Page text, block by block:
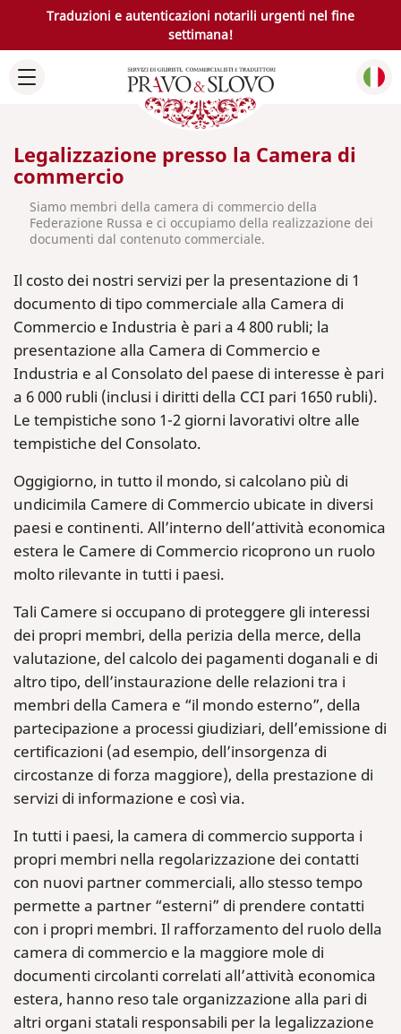
Traduzioni e autenticazioni notarili urgenti nel fine
settimana!
Legalizzazione presso la Camera di
commercio
Siamo membri della camera di commercio della
Federazione Russa e ci occupiamo della realizzazione dei
documenti dal contenuto commerciale.
Il costo dei nostri servizi per la presentazione di 1
documento di tipo commerciale alla Camera di
Commercio e Industria è pari a 4 800 rubli; la
presentazione alla Camera di Commercio e
Industria e al Consolato del paese di interesse è pari
a 6 000 rubli (inclusi i diritti della CCI pari 1650 rubli).
Le tempistiche sono 1-2 giorni lavorativi oltre alle
tempistiche del Consolato.
Oggigiorno, in tutto il mondo, si calcolano più di
undicimila Camere di Commercio ubicate in diversi
paesi e continenti. All’interno dell’attività economica
estera le Camere di Commercio ricoprono un ruolo
molto rilevante in tutti i paesi.
Tali Camere si occupano di proteggere gli interessi
dei propri membri, della perizia della merce, della
valutazione, del calcolo dei pagamenti doganali e di
altro tipo, dell’instaurazione delle relazioni tra i
membri della Camera e “il mondo esterno”, della
partecipazione a processi giudiziari, dell’emissione di
certificazioni (ad esempio, dell’insorgenza di
circostanze di forza maggiore), della prestazione di
servizi di informazione e così via.
In tutti i paesi, la camera di commercio supporta i
propri membri nella regolarizzazione dei contatti
con nuovi partner commerciali, allo stesso tempo
permette a partner “esterni” di prendere contatti
con i propri membri. Il rafforzamento del ruolo della
camera di commercio e la maggiore mole di
documenti circolanti correlati all’attività economica
estera, hanno reso tale organizzazione alla pari di
altri organi statali responsabili per la legalizzazione